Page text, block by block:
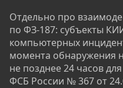
Отдельно про
по ФЗ-187: субъекты
компьютерных
момента обнаружения
не позднее 24 часов
ФСБ России № 367 от